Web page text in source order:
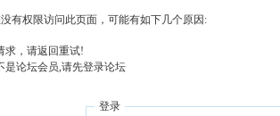
有权限访问此页面，可能有如下几个原因:
求，请返回重试!
是论坛会员,请先登录论坛
登录